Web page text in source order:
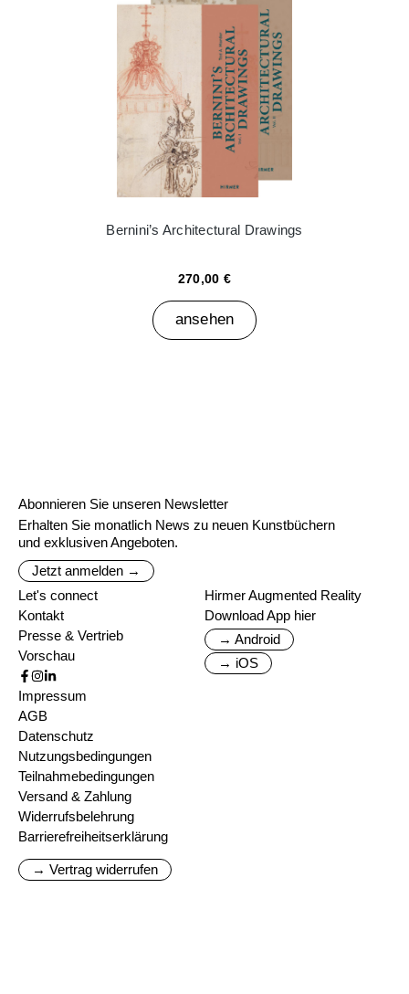
Bernini’s Architectural Drawings
270,00 €
ansehen
Abonnieren Sie unseren Newsletter
Erhalten Sie monatlich News zu neuen Kunstbüchern
und exklusiven Angeboten.
Jetzt anmelden →
Let's connect
Kontakt
Presse & Vertrieb
Vorschau
Hirmer Augmented Reality
Download App hier
→ Android
→ iOS
Impressum
AGB
Datenschutz
Nutzungsbedingungen
Teilnahmebedingungen
Versand & Zahlung
Widerrufsbelehrung
Barrierefreiheitserklärung
→ Vertrag widerrufen